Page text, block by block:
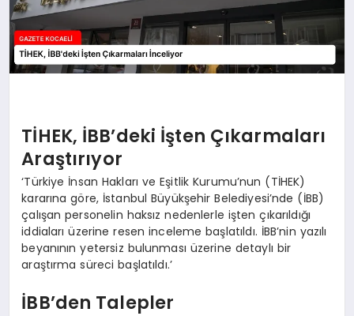
EĞITIM
TİHEK, İBB’deki İşten Çıkarmaları
Araştırıyor
‘Türkiye İnsan Hakları ve Eşitlik Kurumu’nun (TİHEK)
kararına göre, İstanbul Büyükşehir Belediyesi’nde (İBB)
çalışan personelin haksız nedenlerle işten çıkarıldığı
iddiaları üzerine resen inceleme başlatıldı. İBB’nin yazılı
beyanının yetersiz bulunması üzerine detaylı bir
araştırma süreci başlatıldı.’
İBB’den Talepler